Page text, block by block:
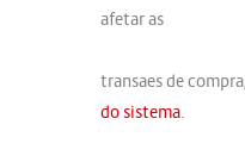
afetar as
transaes de
do sistema.